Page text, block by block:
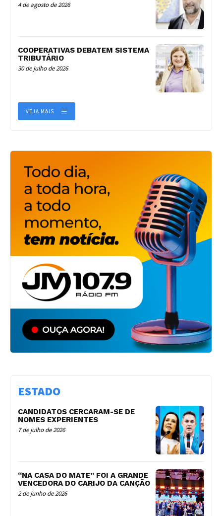
4 de agosto de 2026
COOPERATIVAS DEBATEM SISTEMA
TRIBUTÁRIO
30 de julho de 2026
VEJA MAIS
ESTADO
CANDIDATOS CERCARAM-SE DE
NOMES EXPERIENTES
7 de julho de 2026
“NA CASA DO MATE” FOI A GRANDE
VENCEDORA DO CARIJO DA CANÇÃO
2 de junho de 2026